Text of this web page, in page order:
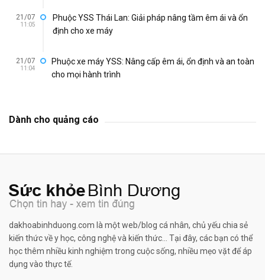
21/07
11:05
Phuộc YSS Thái Lan: Giải pháp nâng tầm êm ái và ổn
định cho xe máy
21/07
11:04
Phuộc xe máy YSS: Nâng cấp êm ái, ổn định và an toàn
cho mọi hành trình
Dành cho quảng cáo
dakhoabinhduong.com là một web/blog cá nhân, chủ yếu chia sẻ
kiến thức về y học, công nghệ và kiến thức... Tại đây, các bạn có thể
học thêm nhiều kinh nghiệm trong cuộc sống, nhiều mẹo vặt để áp
dụng vào thực tế.